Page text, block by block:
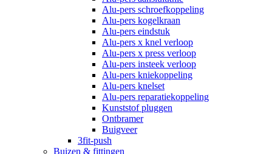
Alu-pers schroefkoppeling
Alu-pers kogelkraan
Alu-pers eindstuk
Alu-pers x knel verloop
Alu-pers x press verloop
Alu-pers insteek verloop
Alu-pers kniekoppeling
Alu-pers knelset
Alu-pers reparatiekoppeling
Kunststof pluggen
Ontbramer
Buigveer
3fit-push
Buizen & fittingen